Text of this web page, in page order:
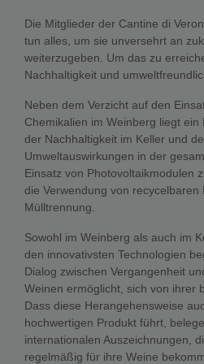
Die Mitglieder der Cantine di
tun alles, um sie unversehrt an
weiterzugeben. Um das zu
Nachhaltigkeit und
Neben dem Verzicht auf den
Chemikalien im Weinberg liegt
der Nachhaltigkeit im Keller und
Umweltauswirkungen in der
Einsatz von Photovoltaikmodulen
die Verwendung von
Mülltrennung.
Sowohl im Weinberg als auch im
den innovativsten Technologien
Dialog zwischen Vergangenheit
Weinen ermöglicht, sich von ihrer
Dass diese Herangehensweise
hochwertigen Produkt führt,
internationalen Auszeichnungen,
regelmäßig für ihre Weine